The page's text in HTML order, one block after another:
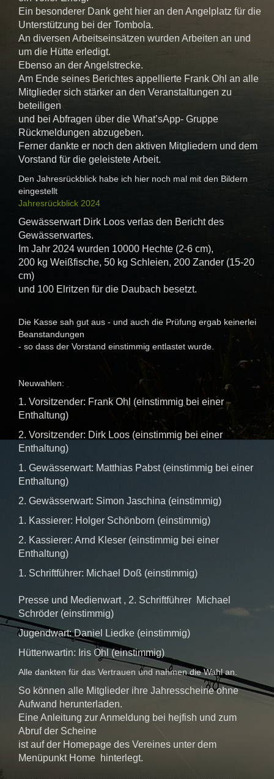
Ein besonderer Dank geht hier an den Angelplatz für die
Unterstützung bei der Tombola.
An diversen Arbeitseinsätzen wurden Arbeiten an und
um die Hütte erledigt.
Ebenso an der Angelstrecke.
Am Ende seines Berichtes appellierte Frank Ohl an alle
Mitglieder sich stärker an den Veranstaltungen zu
beteiligen
und bei Abfragen über die What’sApp- Gruppe
Rückmeldungen abzugeben.
Ferner dankte er noch den aktiven Mitgliedern und dem
Vorstand für die geleistete Arbeit.
Den Jahresrückblick habe ich hier noch mal mit den Bildern
eingestellt
Jahresrückblick 2024
Gewässerwart Dirk Loos verlas den Bericht des
Gewässerwartes.
Im Jahr 2024 wurden 10000 Hechte (2-6 cm),
200 kg Weißfische, 50 kg Schleien, 200 Zander (15-20
cm)
und 100 Elritzen für die Daubach besetzt.
Die Kasse sah gut aus - und auch die Prüfung ergab keinerlei
Beanstandungen
- so dass der Vorstand einstimmig entlastet wurde.
Neuwahlen:
1. Vorsitzender: Frank Ohl (einstimmig bei einer
Enthaltung)
2. Vorsitzender: Dirk Loos (einstimmig bei einer
Enthaltung)
1. Gewässerwart: Matthias Pabst (einstimmig bei einer
Enthaltung)
2. Gewässerwart: Simon Jaschina (einstimmig)
1. Kassierer: Holger Schönborn (einstimmig)
2. Kassierer: Arnd Kleser (einstimmig bei einer
Enthaltung)
1. Schriftführer: Michael Doß (einstimmig)
Presse und Medienwart , 2. Schriftführer Michael
Schröder (einstimmig)
Jugendwart: Daniel Liedke (einstimmig)
Hüttenwartin: Iris Ohl (einstimmig)
Alle dankten für das Vertrauen und nahmen die Wahl an.
So können alle Mitglieder ihre Jahresscheine ohne
Aufwand herunterladen.
Eine Anleitung zur Anmeldung bei hejfish und zum
Abruf der Scheine
ist auf der Homepage des Vereines unter dem
Menüpunkt Home hinterlegt.